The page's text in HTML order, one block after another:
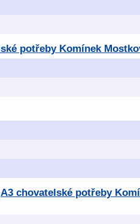
potřeby Komínek
chovatelské potřeby